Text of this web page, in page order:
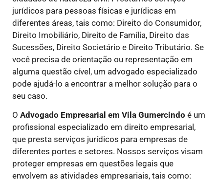
jurídicos para pessoas físicas e jurídicas em
diferentes áreas, tais como: Direito do Consumidor,
Direito Imobiliário, Direito de Família, Direito das
Sucessões, Direito Societário e Direito Tributário. Se
você precisa de orientação ou representação em
alguma questão cível, um advogado especializado
pode ajudá-lo a encontrar a melhor solução para o
seu caso.
O Advogado Empresarial em Vila Gumercindo é um
profissional especializado em direito empresarial,
que presta serviços jurídicos para empresas de
diferentes portes e setores. Nossos serviços visam
proteger empresas em questões legais que
envolvem as atividades empresariais, tais como: